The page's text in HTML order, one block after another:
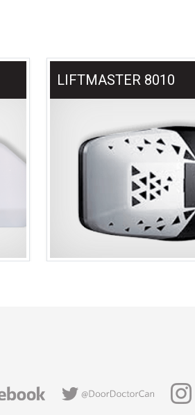
LIFTMASTER 8010